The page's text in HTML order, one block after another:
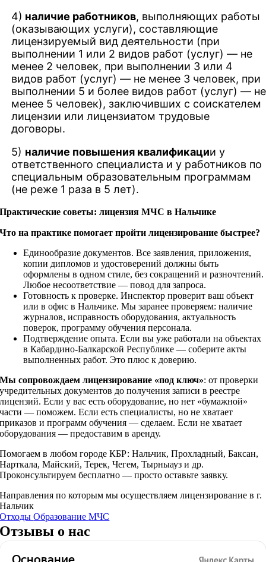
4) наличие работников, выполняющих работы
(оказывающих услуги), составляющие
лицензируемый вид деятельности (при
выполнении 1 или 2 видов работ (услуг) — не
менее 2 человек, при выполнении 3 или 4
видов работ (услуг) — не менее 3 человек, при
выполнении 5 и более видов работ (услуг) — не
менее 5 человек), заключивших с соискателем
лицензии или лицензиатом трудовые
договоры.
5) наличие повышения квалификации у
ответственного специалиста и у работников по
специальным образовательным программам
(не реже 1 раза в 5 лет).
Практические советы: лицензия МЧС в Нальчике
Что на практике помогает пройти лицензирование быстрее?
Единообразие документов. Все заявления, приложения,
копии дипломов и удостоверений должны быть
оформлены в одном стиле, без сокращений и разночтений.
Любое несоответствие — повод для запроса.
Готовность к проверке. Инспектор проверит ваш объект
или в офис в Нальчике. Мы заранее проверяем: наличие
журналов, исправность оборудования, актуальность
поверок, программу обучения персонала.
Подтверждение опыта. Если вы уже работали на объектах
в Кабардино-Балкарской Республике — соберите акты
выполненных работ. Это плюс к доверию.
Мы сопровождаем лицензирование «под ключ»: от проверки
учредительных документов до получения записи в реестре
лицензий. Если у вас есть оборудование, но нет «бумажной»
части — поможем. Если есть специалисты, но не хватает
приказов и программ обучения — сделаем. Если не хватает
оборудования — предоставим в аренду.
Помогаем в любом городе КБР: Нальчик, Прохладный, Баксан,
Нарткала, Майский, Терек, Чегем, Тырныауз и др.
Проконсультируем бесплатно — просто оставьте заявку.
Направления по которым мы осуществляем лицензирование в г.
Нальчик
ОтходыОбразованиеМЧС
Отзывы о нас